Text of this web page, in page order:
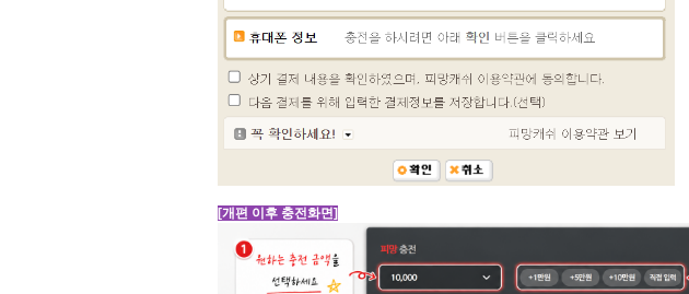
[개편 이후 충전화면]